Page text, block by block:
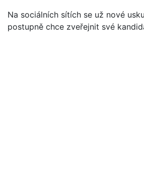
Na sociálních sítích se už nové
postupně chce zveřejnit své